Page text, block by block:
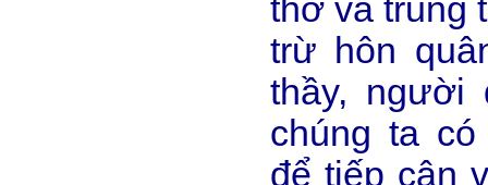
thờ và trung
trừ hôn
thầy, người
chúng ta
để tiếp cận